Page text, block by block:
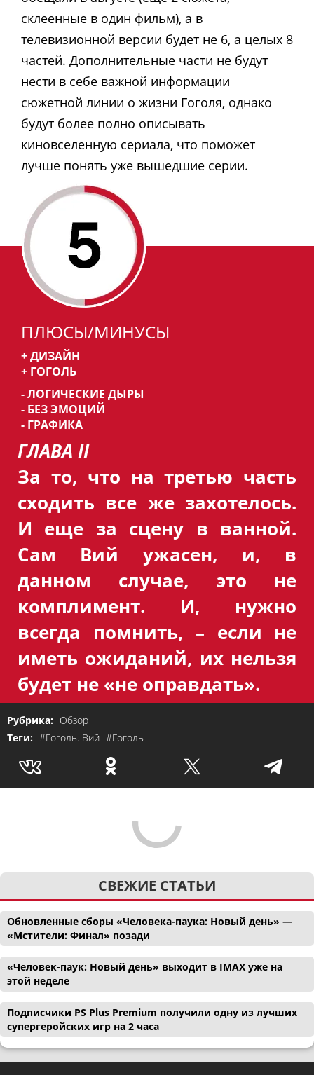
склеенные в один фильм), а в
телевизионной версии будет не 6, а целых 8
частей. Дополнительные части не будут
нести в себе важной информации
сюжетной линии о жизни Гоголя, однако
будут более полно описывать
киновселенную сериала, что поможет
лучше понять уже вышедшие серии.
ПЛЮСЫ/МИНУСЫ
+ ДИЗАЙН
+ ГОГОЛЬ
- ЛОГИЧЕСКИЕ ДЫРЫ
- БЕЗ ЭМОЦИЙ
- ГРАФИКА
ГЛАВА II
За то, что на третью часть
сходить все же захотелось.
И еще за сцену в ванной.
Сам Вий ужасен, и, в
данном случае, это не
комплимент. И, нужно
всегда помнить, –​ если не
иметь ожиданий, их нельзя
будет не «не оправдать».
Рубрика: Обзор
Теги: #Гоголь. Вий #Гоголь
СВЕЖИЕ СТАТЬИ
Обновленные сборы «Человека-паука: Новый день» —
«Мстители: Финал» позади
«Человек-паук: Новый день» выходит в IMAX уже на
этой неделе
Подписчики PS Plus Premium получили одну из лучших
супергеройских игр на 2 часа